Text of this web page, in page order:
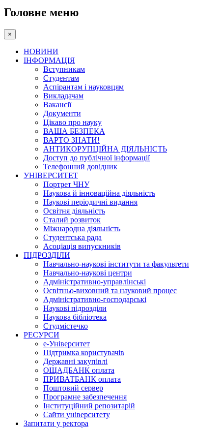
Головне меню
×
НОВИНИ
ІНФОРМАЦІЯ
Вступникам
Студентам
Аспірантам і науковцям
Викладачам
Вакансії
Документи
Цікаво про науку
ВАША БЕЗПЕКА
ВАРТО ЗНАТИ!
АНТИКОРУПЦІЙНА ДІЯЛЬНІСТЬ
Доступ до публічної інформації
Телефонний довідник
УНІВЕРСИТЕТ
Портрет ЧНУ
Наукова й інноваційна діяльність
Наукові періодичні видання
Освітня діяльність
Сталий розвиток
Міжнародна діяльність
Студентська рада
Асоціація випускників
ПІДРОЗДІЛИ
Навчально-наукові інститути та факультети
Навчально-наукові центри
Адміністративно-управлінські
Освітньо-виховний та науковий процес
Адміністративно-господарські
Наукові підрозділи
Наукова бібліотека
Студмістечко
РЕСУРСИ
е-Університет
Підтримка користувачів
Державні закупівлі
ОЩАДБАНК оплата
ПРИВАТБАНК оплата
Поштовий сервер
Програмне забезпечення
Інституційний репозитарій
Сайти університету
Запитати у ректора